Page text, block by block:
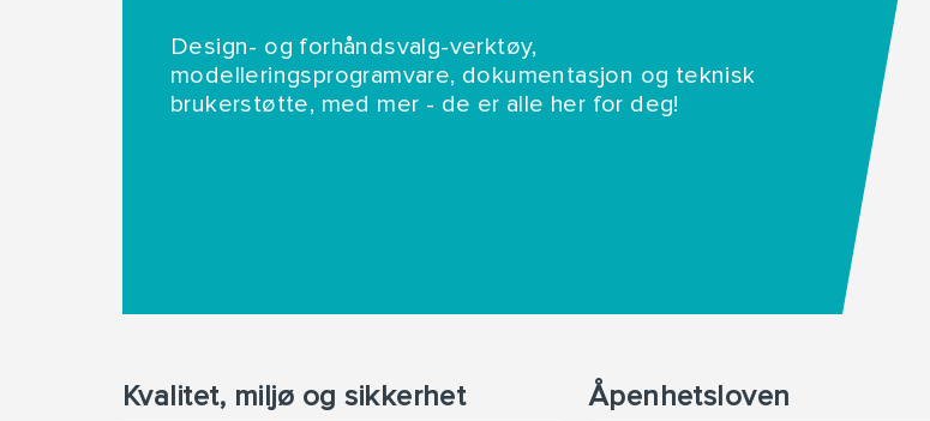
Design- og forhåndsvalg-verktøy,
modelleringsprogramvare, dokumentasjon og teknisk
brukerstøtte, med mer - de er alle her for deg!
Kvalitet, miljø og sikkerhet Åpenhetsloven